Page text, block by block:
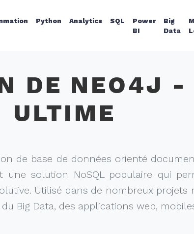
Python Analytics SQL
Power
BI
Big
Data
DE NEO4J -
ULTIME
de base de données orienté
une solution NoSQL populaire qui
Utilisé dans de nombreux projets
Big Data, des applications web,